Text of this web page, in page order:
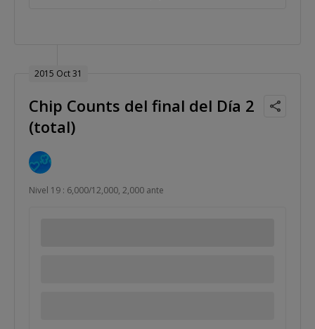
2015 Oct 31
Chip Counts del final del Día 2
(total)
Nivel 19 : 6,000/12,000, 2,000 ante